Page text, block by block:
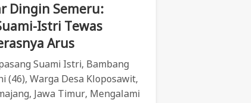
Dingin Semeru:
Istri Tewas
Arus
Suami Istri, Bambang
(46), Warga Desa Kloposawit,
Jawa Timur, Mengalami